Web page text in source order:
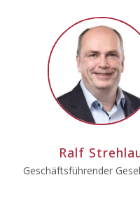
Ralf
Geschäftsführender